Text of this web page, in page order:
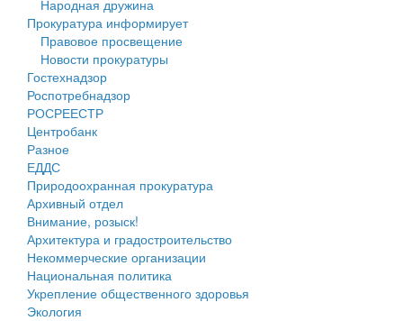
Генеральные планы
Проекты планировки территории
Собрание депутатов
Городское поселение
Сельские поселения
Народная дружина
Прокуратура информирует
Правовое просвещение
Новости прокуратуры
Гостехнадзор
Роспотребнадзор
РОСРЕЕСТР
Центробанк
Разное
ЕДДС
Природоохранная прокуратура
Архивный отдел
Внимание, розыск!
Архитектура и градостроительство
Некоммерческие организации
Национальная политика
Укрепление общественного здоровья
Экология